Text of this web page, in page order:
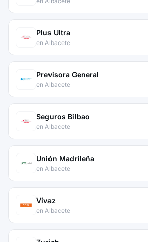
Plus Ultra
en Albacete
Previsora General
en Albacete
Seguros Bilbao
en Albacete
Unión Madrileña
en Albacete
Vivaz
en Albacete